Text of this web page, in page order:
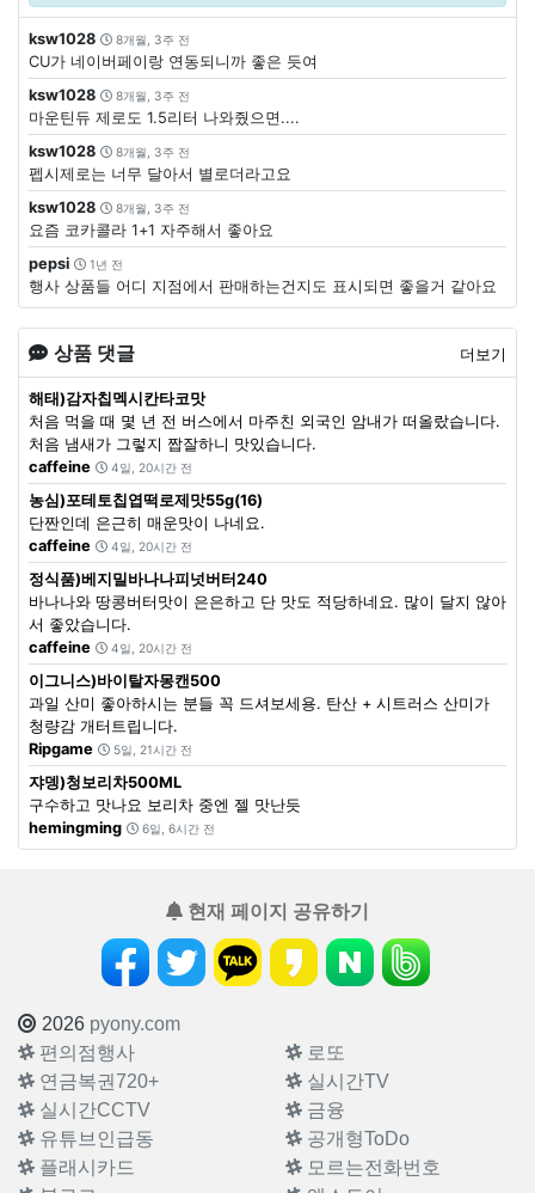
ksw1028 8개월, 3주 전
CU가 네이버페이랑 연동되니까 좋은 듯여
ksw1028
8개월, 3주 전
마운틴듀 제로도 1.5리터 나와줬으면....
ksw1028
8개월, 3주 전
펩시제로는 너무 달아서 별로더라고요
ksw1028
8개월, 3주 전
요즘 코카콜라 1+1 자주해서 좋아요
pepsi
1년 전
행사 상품들 어디 지점에서 판매하는건지도 표시되면 좋을거 같아요
상품 댓글 더보기
해태)감자칩멕시칸타코맛
처음 먹을 때 몇 년 전 버스에서 마주친 외국인 암내가 떠올랐습니다.
처음 냄새가 그렇지 짭잘하니 맛있습니다.
caffeine
4일, 20시간 전
농심)포테토칩엽떡로제맛55g(16)
단짠인데 은근히 매운맛이 나네요.
caffeine
4일, 20시간 전
정식품)베지밀바나나피넛버터240
바나나와 땅콩버터맛이 은은하고 단 맛도 적당하네요. 많이 달지 않아
서 좋았습니다.
caffeine
4일, 20시간 전
이그니스)바이탈자몽캔500
과일 산미 좋아하시는 분들 꼭 드셔보세용. 탄산 + 시트러스 산미가
청량감 개터트립니다.
Ripgame
5일, 21시간 전
쟈뎅)청보리차500ML
구수하고 맛나요 보리차 중엔 젤 맛난듯
hemingming
6일, 6시간 전
현재 페이지 공유하기
2026 pyony.com
편의점행사
로또
연금복권720+
실시간TV
실시간CCTV
금융
유튜브인급동
공개형ToDo
플래시카드
모르는전화번호